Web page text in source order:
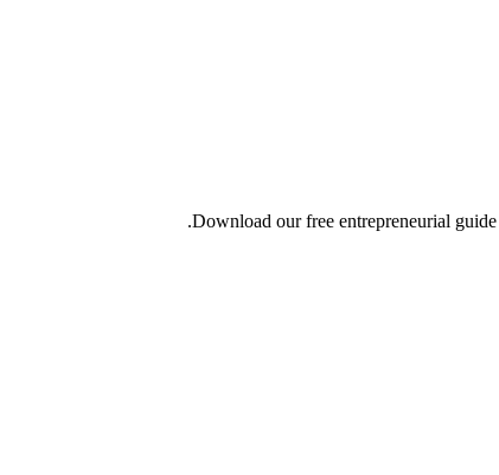
Download our free entrepreneurial